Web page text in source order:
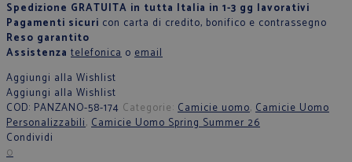
Spedizione GRATUITA in tutta Italia in 1-3 gg lavorativi
Pagamenti sicuri con carta di credito, bonifico e contrassegno
Reso garantito
Assistenza telefonica o email
Aggiungi alla Wishlist
Aggiungi alla Wishlist
COD: PANZANO-58-174 Categorie: Camicie uomo, Camicie Uomo
Personalizzabili, Camicie Uomo Spring Summer 26
Condividi
0